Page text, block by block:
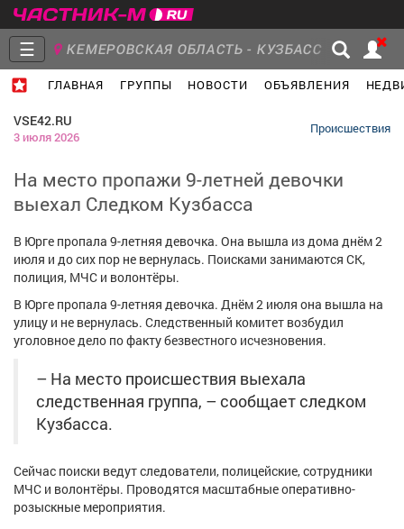
☰ КЕМЕРОВСКАЯ ОБЛАСТЬ - КУЗБАСС
ГЛАВНАЯ ГРУППЫ НОВОСТИ ОБЪЯВЛЕНИЯ
Объявления Недвижимость
Работа Транспорт Компании
Обучение Проекты
Товары Поздравления
VSE42.RU
3 июля 2026
Происшествия
На место пропажи 9-летней девочки
выехал Следком Кузбасса
В Юрге пропала 9-летняя девочка. Она вышла из дома днём 2
июля и до сих пор не вернулась. Поисками занимаются СК,
полиция, МЧС и волонтёры.
В Юрге пропала 9-летняя девочка. Днём 2 июля она вышла на
улицу и не вернулась. Следственный комитет возбудил
уголовное дело по факту безвестного исчезновения.
– На место происшествия выехала
следственная группа, – сообщает следком
Кузбасса.
Сейчас поиски ведут следователи, полицейские, сотрудники
МЧС и волонтёры. Проводятся масштабные оперативно-
розыскные мероприятия.